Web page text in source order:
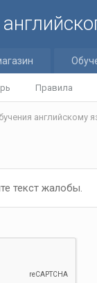
Правила
текст жалобы.